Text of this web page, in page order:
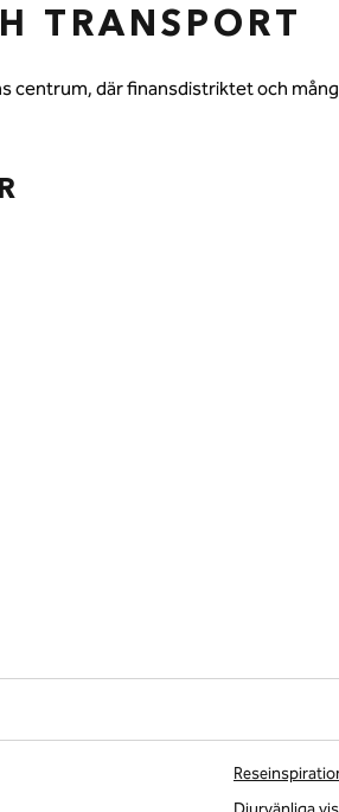
TRANSPORT
centrum, där finansdistriktet och